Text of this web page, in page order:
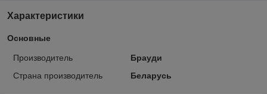
Характеристики
Основные
Производитель
Брауди
Страна производитель
Беларусь